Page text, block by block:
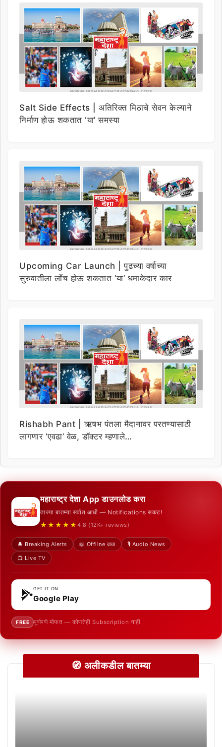
Salt Side Effects | अतिरिक्त मिठाचे सेवन केल्याने
निर्माण होऊ शकतात ‘या’ समस्या
Upcoming Car Launch | पुढच्या वर्षाच्या
सुरुवातीला लाँच होऊ शकतात ‘या’ धमाकेदार कार
Rishabh Pant | ऋषभ पंतला मैदानावर परतण्यासाठी
लागणार ‘एवढा’ वेळ, डॉक्टर म्हणाले…
महाराष्ट्र देशा App डाउनलोड करा
ताज्या बातम्या सर्वात आधी — Notifications सकट!
★★★★★ 4.8 (12K+ reviews)
🔔 Breaking Alerts 📖 Offline वाचा
🎙️ Audio News
📺 Live TV
GET IT ON
Google Play
FREE पूर्णपणे मोफत — कोणतेही Subscription नाही
🧭 अलीकडील बातम्या